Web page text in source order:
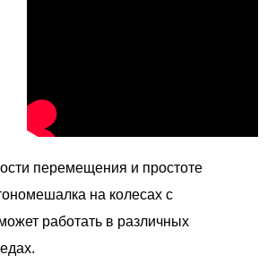
перемещения и простоте
на колесах с
работать в различных